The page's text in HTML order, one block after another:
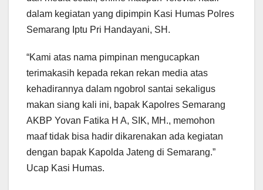
dalam kegiatan yang dipimpin Kasi Humas Polres
Semarang Iptu Pri Handayani, SH.
“Kami atas nama pimpinan mengucapkan
terimakasih kepada rekan rekan media atas
kehadirannya dalam ngobrol santai sekaligus
makan siang kali ini, bapak Kapolres Semarang
AKBP Yovan Fatika H A, SIK, MH., memohon
maaf tidak bisa hadir dikarenakan ada kegiatan
dengan bapak Kapolda Jateng di Semarang.”
Ucap Kasi Humas.